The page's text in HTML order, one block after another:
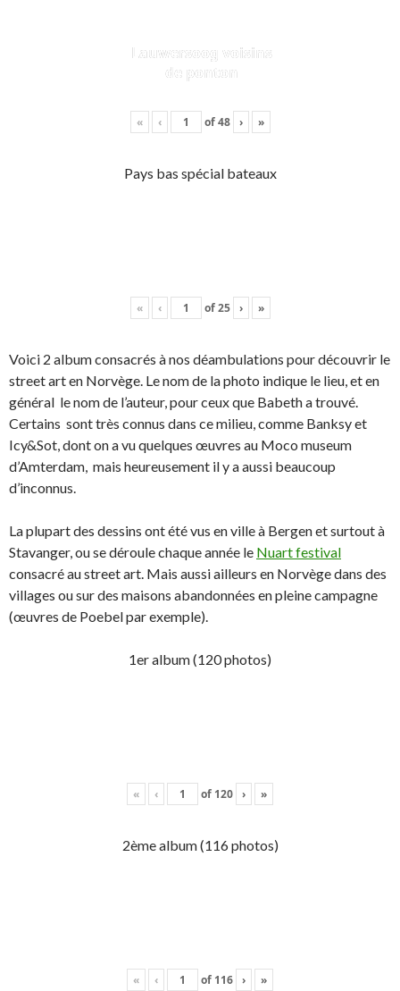
Lauwersoog voisins
de ponton
« ‹ of48 › »
Pays bas spécial bateaux
« ‹ of25 › »
Voici 2 album consacrés à nos déambulations pour découvrir le
street art en Norvège. Le nom de la photo indique le lieu, et en
général le nom de l’auteur, pour ceux que Babeth a trouvé.
Certains sont très connus dans ce milieu, comme Banksy et
Icy&Sot, dont on a vu quelques œuvres au Moco museum
d’Amterdam, mais heureusement il y a aussi beaucoup
d’inconnus.
La plupart des dessins ont été vus en ville à Bergen et surtout à
Stavanger, ou se déroule chaque année le Nuart festival
consacré au street art. Mais aussi ailleurs en Norvège dans des
villages ou sur des maisons abandonnées en pleine campagne
(œuvres de Poebel par exemple).
1er album (120 photos)
« ‹ of 120 › »
2ème album (116 photos)
« ‹ of 116 › »